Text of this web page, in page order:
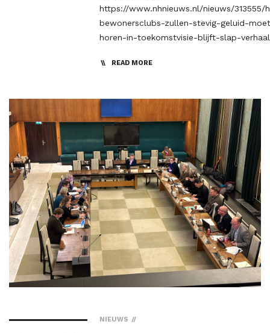
https://www.nhnieuws.nl/nieuws/313555/
bewonersclubs-zullen-stevig-geluid-
horen-in-toekomstvisie-blijft-slap-
READ MORE
NIEUWS